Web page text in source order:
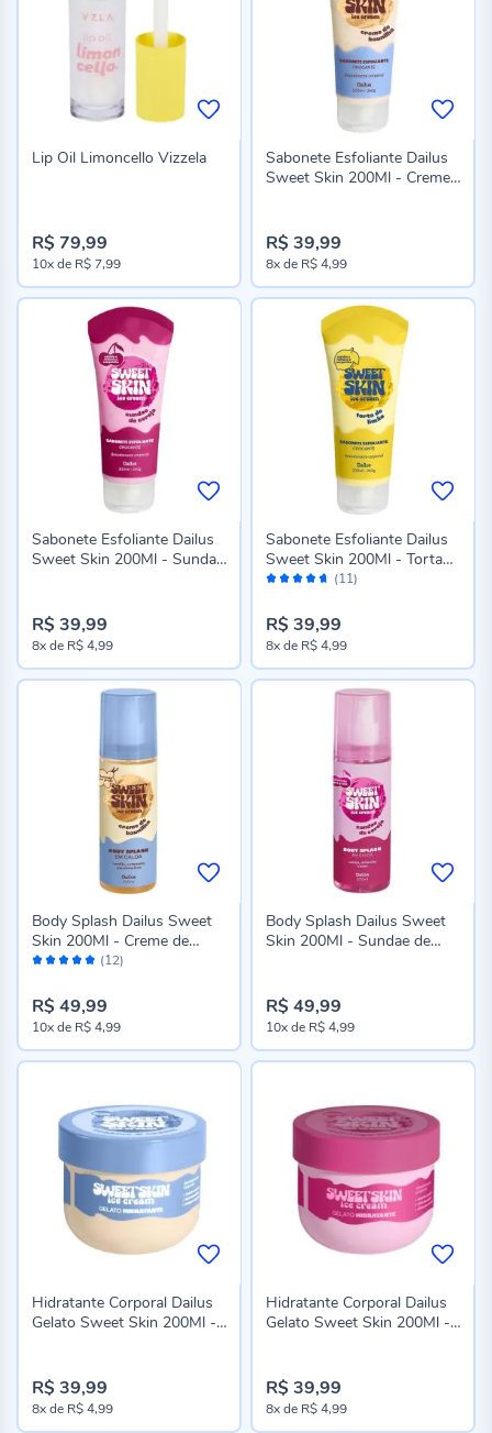
Lip Oil Limoncello Vizzela
R$ 79,99
10xde R$ 7,99
Sabonete Esfoliante Dailus
Sweet Skin 200Ml - Creme
R$ 39,99
8xde R$ 4,99
Sabonete Esfoliante Dailus
Sweet Skin 200Ml - Sundae
R$ 39,99
8xde R$ 4,99
Avaliação: (11)
Sabonete Esfoliante Dailus
Sweet Skin 200Ml - Torta
de Limao
R$ 39,99
8xde R$ 4,99
Avaliação: (12)
Body Splash Dailus Sweet
Skin 200Ml - Creme de
Baunilha
R$ 49,99
10xde R$ 4,99
Body Splash Dailus Sweet
Skin 200Ml - Sundae de
R$ 49,99
10xde R$ 4,99
Hidratante Corporal Dailus
Gelato Sweet Skin 200Ml -
R$ 39,99
8xde R$ 4,99
Hidratante Corporal Dailus
Gelato Sweet Skin 200Ml -
R$ 39,99
8xde R$ 4,99